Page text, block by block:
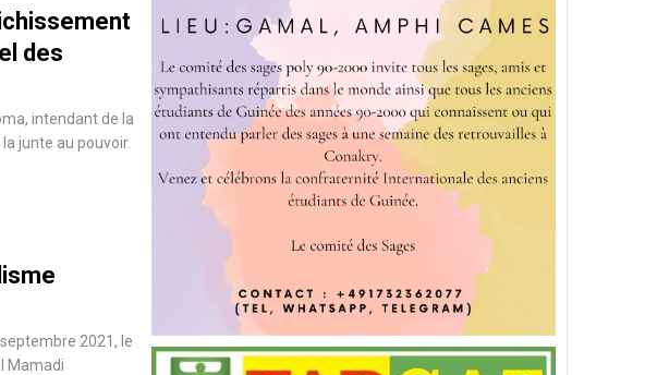
des
intendant de la
junte au pouvoir.
2021, le
Mamadi